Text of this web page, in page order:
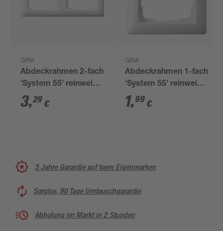
GIRA
Abdeckrahmen 2-fach
'System 55' reinweiß
matt
3,29 €
GIRA
Abdeckrahmen 1-fach
'System 55' reinweiß
glänzend
1,99 €
5 Jahre Garantie auf toom Eigenmarken
Sorglos, 90 Tage Umtauschgarantie
Abholung im Markt in 2 Stunden